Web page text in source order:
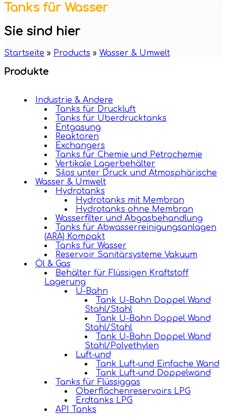
Tanks für Wasser
Sie sind hier
Startseite » Products » Wasser & Umwelt
Produkte
Industrie & Andere
Tanks für Druckluft
Tanks für Überdrucktanks
Entgasung
Reaktoren
Exchangers
Tanks für Chemie und Petrochemie
Vertikale Lagerbehälter
Silos unter Druck und Atmosphärische
Wasser & Umwelt
Hydrotanks
Hydrotanks mit Membran
Hydrotanks ohne Membran
Wasserfilter und Abgasbehandlung
Tanks für Abwasserreinigungsanlagen
(ARA) Kompakt
Tanks für Wasser
Reservoir Sanitärsysteme Vakuum
Öl & Gas
Behälter für Flüssigen Kraftstoff
Lagerung
U-Bahn
Tank U-Bahn Doppel Wand
Stahl/Stahl
Tank U-Bahn Doppel Wand
Stahl/Stahl
Tank U-Bahn Doppel Wand
Stahl/Polyethylen
Luft-und
Tank Luft-und Einfache Wand
Tank Luft-und Doppelwand
Tanks für Flüssiggas
Oberflächenreservoirs LPG
Erdtanks LPG
API Tanks